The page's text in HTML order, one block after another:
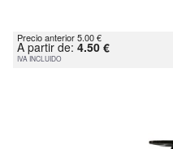
Precio anterior 5.00 €
A partir de: 4.50 €
IVA INCLUIDO